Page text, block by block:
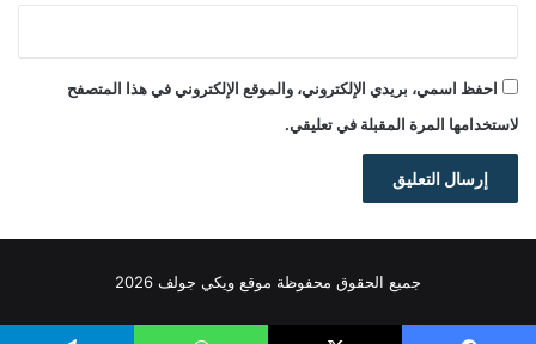
احفظ اسمي، بريدي الإلكتروني، والموقع الإلكتروني في هذا المتصفح
لاستخدامها المرة المقبلة في تعليقي.
جميع الحقوق محفوظة موقع ويكي جولف 2026